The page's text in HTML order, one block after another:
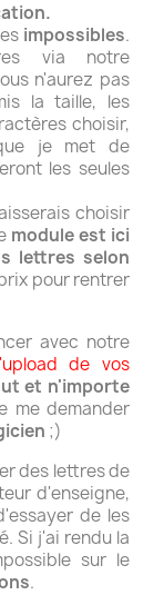
impossibles.
via notre
n'aurez pas
la taille, les
choisir,
je met de
les seules
choisir
module est ici
lettres selon
pour rentrer
avec notre
de vos
et n'importe
me demander
;)
des lettres de
d'enseigne,
de les
Si j'ai rendu la
sur le
.